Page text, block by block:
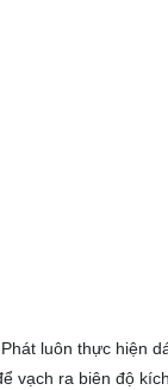
luôn thực hiện
vạch ra biên độ